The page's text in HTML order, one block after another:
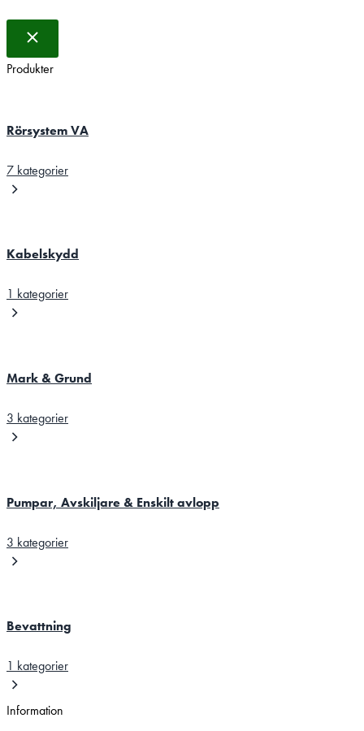
Produkter
Rörsystem VA
7 kategorier
Kabelskydd
1 kategorier
Mark & Grund
3 kategorier
Pumpar, Avskiljare & Enskilt avlopp
3 kategorier
Bevattning
1 kategorier
Information